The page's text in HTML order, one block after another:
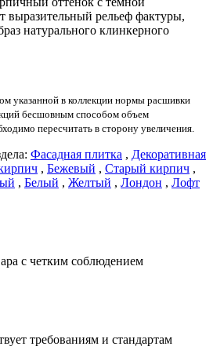
выразительный рельеф фактуры,
натурального клинкерного
указанной в коллекции нормы расшивки
бесшовным способом объем
пересчитать в сторону увеличения.
Фасадная плитка , Декоративная
, Бежевый , Старый кирпич ,
, Белый , Желтый , Лондон , Лофт
с четким соблюдением
требованиям и стандартам